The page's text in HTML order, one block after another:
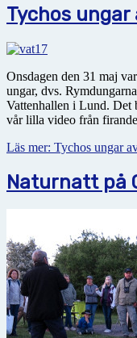
Tychos
Onsdagen den 31 maj
ungar, dvs.
Vattenhallen i Lund. Det
vår lilla video från
Läs mer: Tychos ungar
Naturnatt på